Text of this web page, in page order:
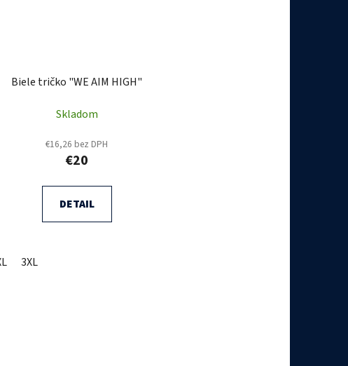
Biele tričko "WE AIM HIGH"
Skladom
€16,26 bez DPH
€20
DETAIL
3XL